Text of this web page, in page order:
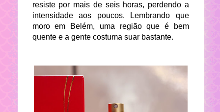
resiste por mais de seis horas, perdendo a
intensidade aos poucos. Lembrando que
moro em Belém, uma região que é bem
quente e a gente costuma suar bastante.